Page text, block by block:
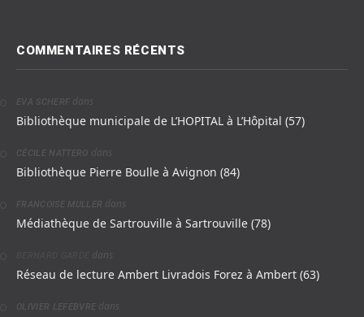
COMMENTAIRES RÉCENTS
EVA SCHERF dans
Bibliothèque municipale de L’HOPITAL à L’Hôpital (57)
CÉCILE NATTERO dans
Bibliothèque Pierre Boulle à Avignon (84)
FRANCOISE MULLER dans
Médiathèque de Sartrouville à Sartrouville (78)
dans
Réseau de lecture Ambert Livradois Forez à Ambert (63)
OLIVIER LEFEBVRE dans